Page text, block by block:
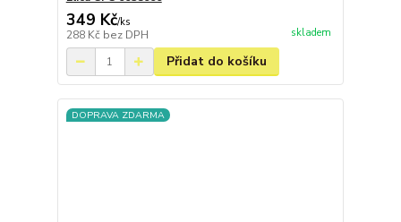
349 Kč/ks
288 Kč bez DPH skladem
Přidat do košíku
DOPRAVA ZDARMA